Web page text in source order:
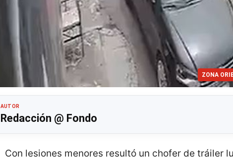
ZONA
AUTOR
Redacción @ Fondo
Con lesiones menores resultó un chofer de tráiler